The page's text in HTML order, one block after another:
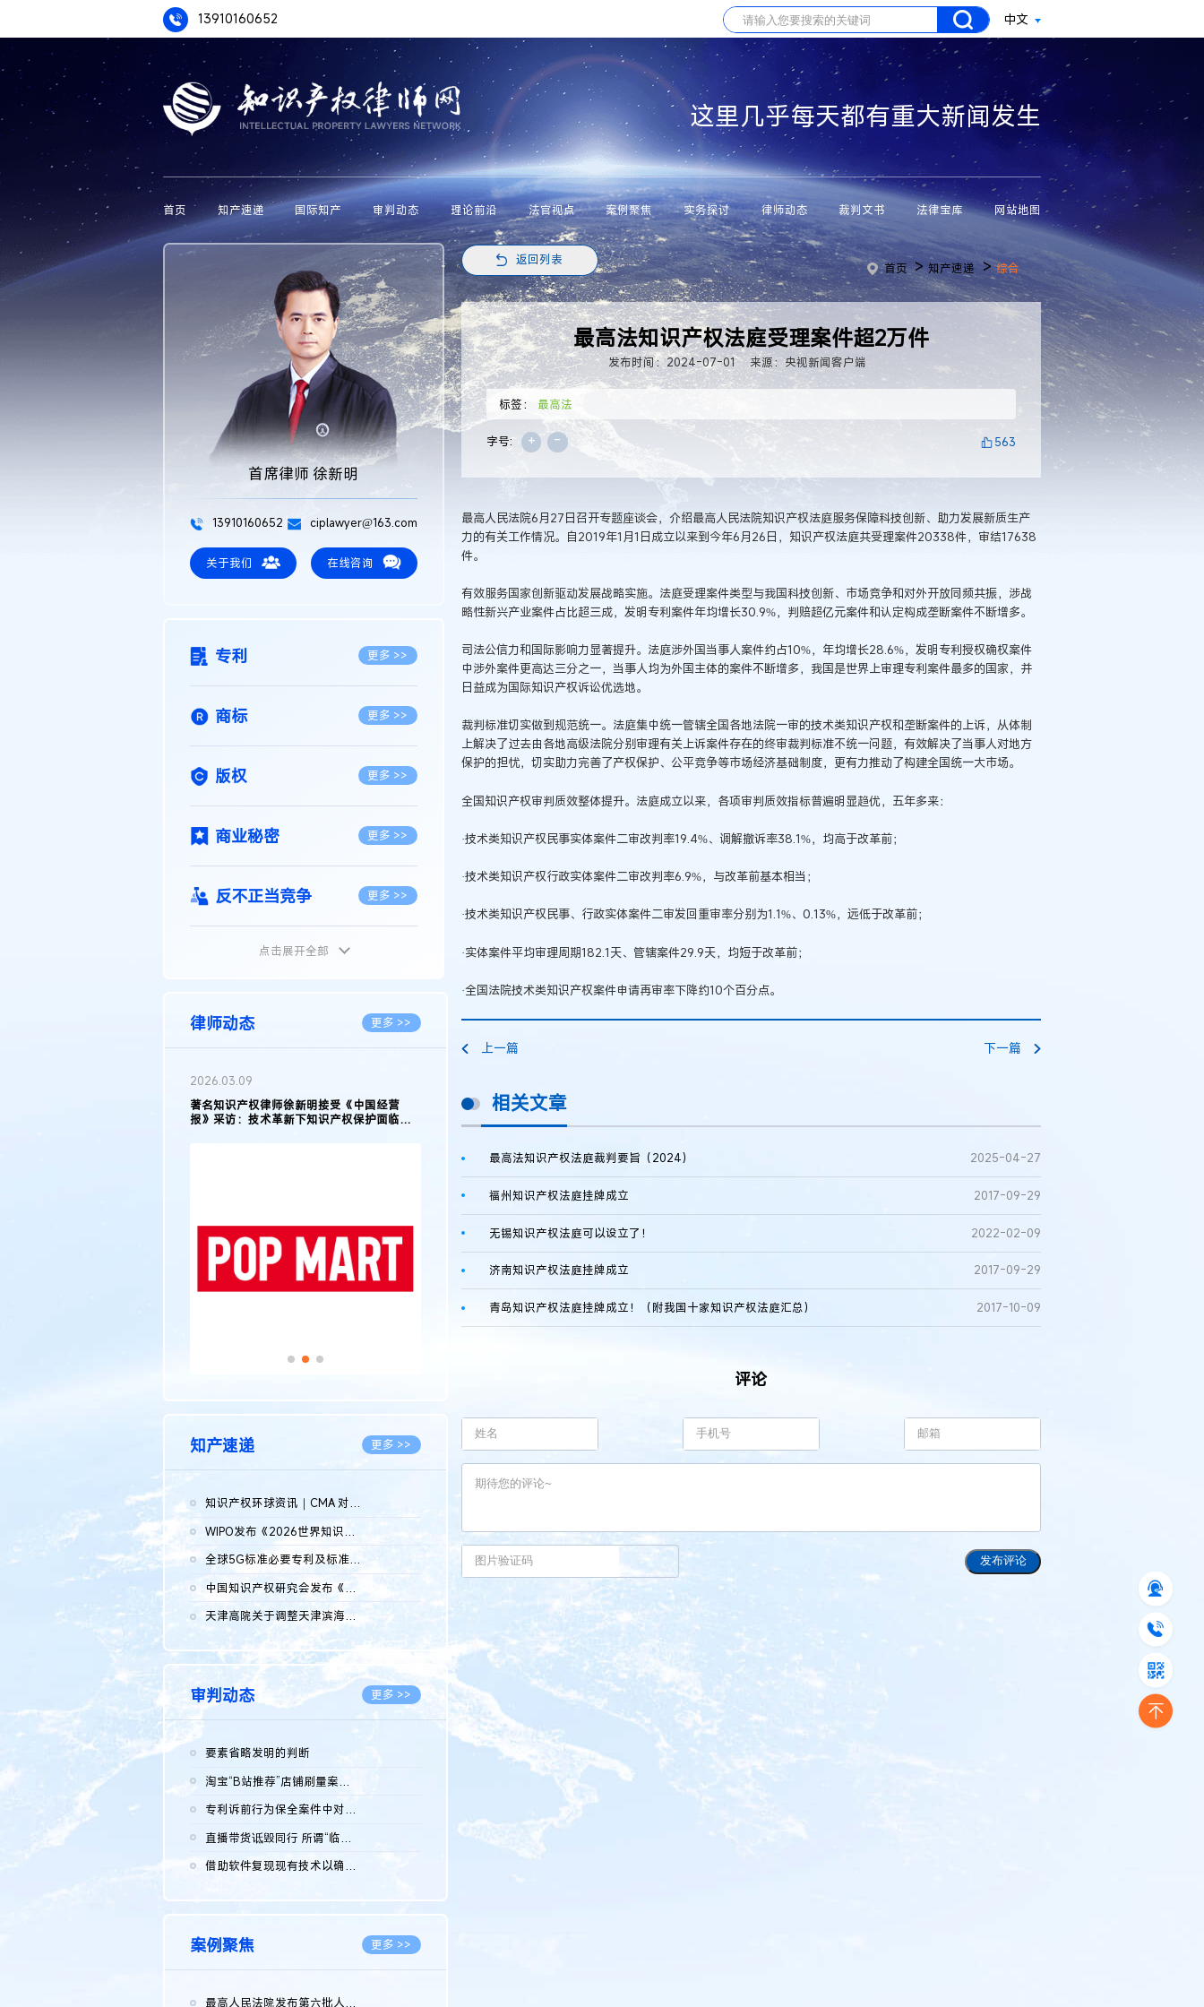
13910160652 中文
这里几乎每天都有重大新闻发生
首页 知产速递 国际知产 审判动态 理论前沿 法官视点 案例聚焦 实务探讨 律师动态 裁判文书 法律宝库 网站地图
首席律师 徐新明
13910160652 ciplawyer@163.com
关于我们 在线咨询
专利 更多 >>
商标 更多 >>
版权 更多 >>
商业秘密 更多 >>
反不正当竞争 更多 >>
植物新品种
地理标志 更多 >>
集成电路布图设计
点击展开全部
律师动态 更多 >>
2026.02.10
徐新明律师经典案例：刘某与西安某生物科
技有限公司技术合作开发合同纠纷案
知产速递 更多 >>
知识产权环球资讯｜CMA 对微软发起调查；批量搬运二手平台数据构...
WIPO发布《2026世界知识产权报告》 含报告全文
全球5G标准必要专利及标准提案研究报告（2026年）全文发布
中国知识产权研究会发布《2025年度中国企业海外知识产权纠纷调查...
2026.08.07
天津高院关于调整天津滨海高新技术产业开发区华苑科技园一审普通...
2026.08.07
审判动态 更多 >>
要素省略发明的判断
淘宝“B站推荐”店铺刷量案维持原判，两被告连带赔偿150万元
专利诉前行为保全案件中对仿制药申请人曾作出三类声明的考量及违...
直播带货诋毁同行 所谓“临场发挥”不免责
借助软件复现现有技术以确认相关参数特征是否被公开
案例聚焦 更多 >>
最高人民法院发布第六批人民法院种业知识产权司法保护典型案例 含...
返回列表
首页 >知产速递 >综合
最高法知识产权法庭受理案件超2万件
发布时间：2024-07-01 来源：央视新闻客户端
标签： 最高法
字号: + - 563
最高人民法院6月27日召开专题座谈会，介绍最高人民法院知识产权法庭服务保障科技创新、助力发展新质生产
力的有关工作情况。自2019年1月1日成立以来到今年6月26日，知识产权法庭共受理案件20338件，审结17638
件。
有效服务国家创新驱动发展战略实施。法庭受理案件类型与我国科技创新、市场竞争和对外开放同频共振，涉战
略性新兴产业案件占比超三成，发明专利案件年均增长30.9%，判赔超亿元案件和认定构成垄断案件不断增多。
司法公信力和国际影响力显著提升。法庭涉外国当事人案件约占10%，年均增长28.6%，发明专利授权确权案件
中涉外案件更高达三分之一，当事人均为外国主体的案件不断增多，我国是世界上审理专利案件最多的国家，并
日益成为国际知识产权诉讼优选地。
裁判标准切实做到规范统一。法庭集中统一管辖全国各地法院一审的技术类知识产权和垄断案件的上诉，从体制
上解决了过去由各地高级法院分别审理有关上诉案件存在的终审裁判标准不统一问题，有效解决了当事人对地方
保护的担忧，切实助力完善了产权保护、公平竞争等市场经济基础制度，更有力推动了构建全国统一大市场。
全国知识产权审判质效整体提升。法庭成立以来，各项审判质效指标普遍明显趋优，五年多来：
·技术类知识产权民事实体案件二审改判率19.4%、调解撤诉率38.1%，均高于改革前；
·技术类知识产权行政实体案件二审改判率6.9%，与改革前基本相当；
·技术类知识产权民事、行政实体案件二审发回重审率分别为1.1%、0.13%，远低于改革前；
·实体案件平均审理周期182.1天、管辖案件29.9天，均短于改革前；
·全国法院技术类知识产权案件申请再审率下降约10个百分点。
上一篇 下一篇
相关文章
最高法知识产权法庭裁判要旨（2024） 2025-04-27
福州知识产权法庭挂牌成立 2017-09-29
无锡知识产权法庭可以设立了！ 2022-02-09
济南知识产权法庭挂牌成立 2017-09-29
青岛知识产权法庭挂牌成立！（附我国十家知识产权法庭汇总） 2017-10-09
评论
发布评论